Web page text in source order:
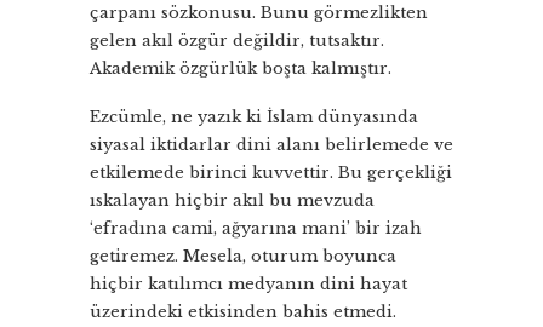
çarpanı sözkonusu. Bunu görmezlikten
gelen akıl özgür değildir, tutsaktır.
Akademik özgürlük boşta kalmıştır.
Ezcümle, ne yazık ki İslam dünyasında
siyasal iktidarlar dini alanı belirlemede ve
etkilemede birinci kuvvettir. Bu gerçekliği
ıskalayan hiçbir akıl bu mevzuda
‘efradına cami, ağyarına mani’ bir izah
getiremez. Mesela, oturum boyunca
hiçbir katılımcı medyanın dini hayat
üzerindeki etkisinden bahis etmedi.